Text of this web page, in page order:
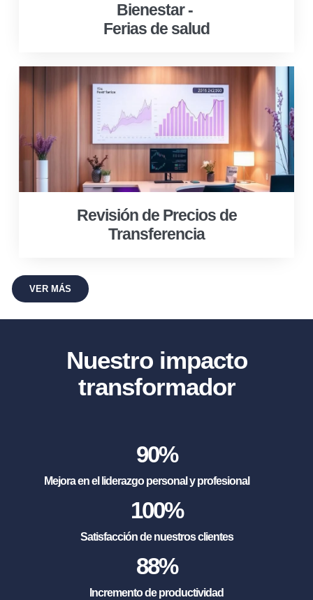
Bienestar -
Ferias de salud
Revisión de Precios de
Transferencia
VER MÁS
Nuestro impacto
transformador
90%
Mejora en el liderazgo personal y profesional
100%
Satisfacción de nuestros clientes
88%
Incremento de productividad